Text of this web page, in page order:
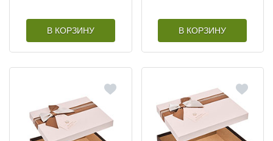
В КОРЗИНУ В КОРЗИНУ